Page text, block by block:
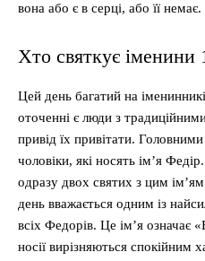
вона або є в серці, або її немає.
Хто святкує іменини
Цей день багатий на
оточенні є люди з
привід їх привітати.
чоловіки, які носять ім’я
одразу двох святих з цим
день вважається одним із
всіх Федорів. Це ім’я означає
носії вирізняються спокійним